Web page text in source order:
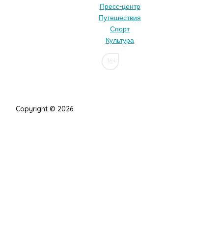
Пресс-центр
Путешествия
Спорт
Культура
Copyright © 2026